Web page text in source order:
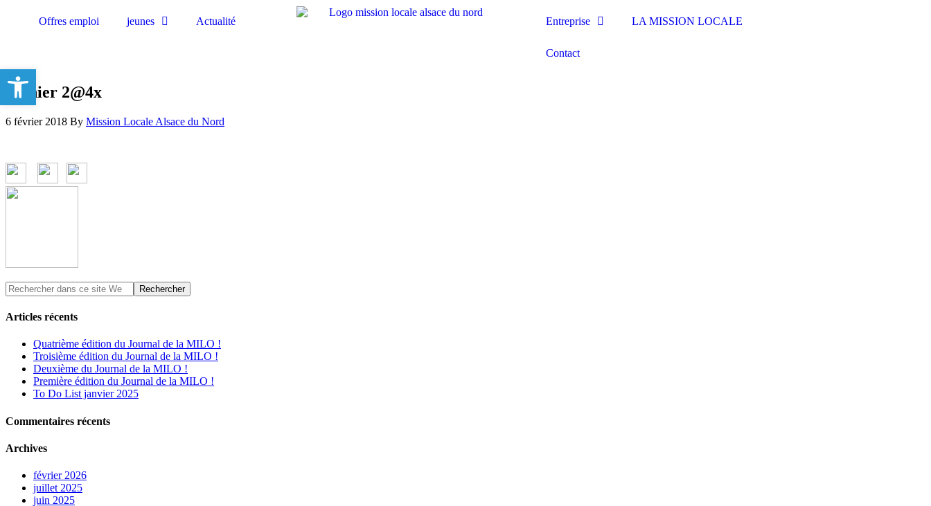
Offres emploi jeunes Actualité Entreprise LA MISSION LOCALE
Contact
Fichier 2@4x
6 février 2018 By Mission Locale Alsace du Nord
Articles récents
Quatrième édition du Journal de la MILO !
Troisième édition du Journal de la MILO !
Deuxième du Journal de la MILO !
Première édition du Journal de la MILO !
To Do List janvier 2025
Commentaires récents
Archives
février 2026
juillet 2025
juin 2025
Ouvrir la barre d’outils